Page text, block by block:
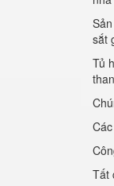
sắt
Tủ
Tất